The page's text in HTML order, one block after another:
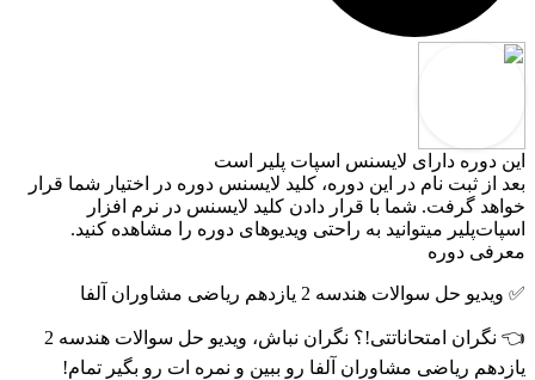
این دوره دارای لایسنس اسپات پلیر است
بعد از ثبت نام در این دوره، کلید لایسنس دوره در اختیار شما قرار
خواهد گرفت. شما با قرار دادن کلید لایسنس در نرم افزار
اسپات‌پلیر میتوانید به راحتی ویدیوهای دوره را مشاهده کنید.
معرفی دوره
✅ ویدیو حل سوالات هندسه 2 یازدهم ریاضی مشاوران آلفا
👈 نگران امتحاناتتی!؟ نگران نباش، ویدیو حل سوالات هندسه 2
یازدهم ریاضی مشاوران آلفا رو ببین و نمره ات رو بگیر تمام!